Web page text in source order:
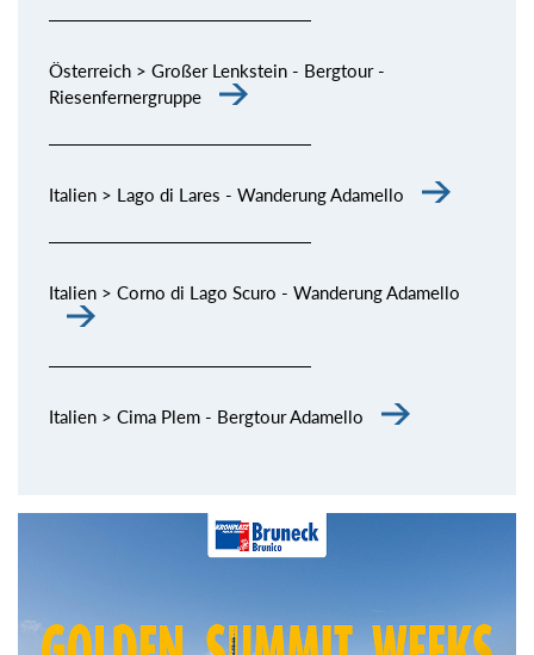
Österreich > Großer Lenkstein - Bergtour -
Riesenfernergruppe
Italien > Lago di Lares - Wanderung Adamello
Italien > Corno di Lago Scuro - Wanderung Adamello
Italien > Cima Plem - Bergtour Adamello